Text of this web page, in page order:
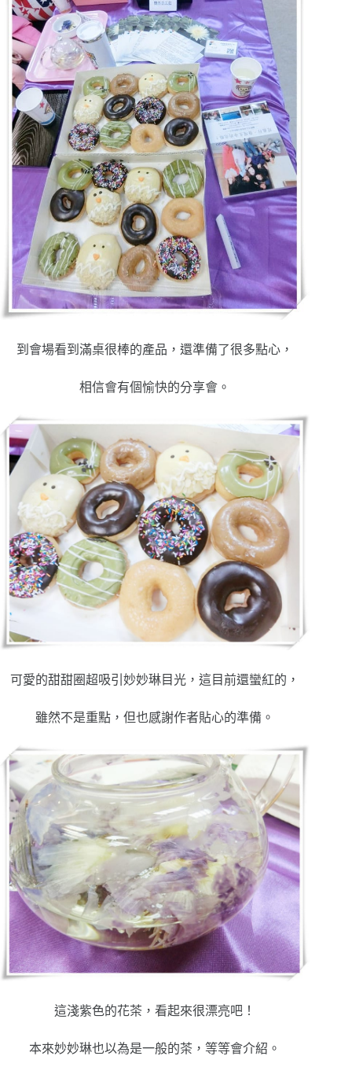
到會場看到滿桌很棒的產品，還準備了很多點心，
相信會有個愉快的分享會。
可愛的甜甜圈超吸引妙妙琳目光，這目前還蠻紅的，
雖然不是重點，但也感謝作者貼心的準備。
這淺紫色的花茶，看起來很漂亮吧！
本來妙妙琳也以為是一般的茶，等等會介紹。